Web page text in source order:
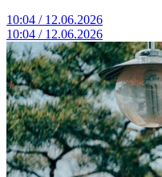
10:04 / 12.06.2026
10:04 / 12.06.2026